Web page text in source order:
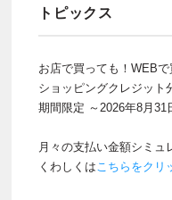
トピックス
お店で買っても！WEB
ショッピングクレジット
期間限定 ～2026年8月31
月々の支払い金額シミュ
くわしくはこちらをクリ